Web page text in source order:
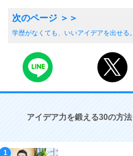
学歴がなくても、いいアイデアを出せる。
アイデア力を鍛える30の方法